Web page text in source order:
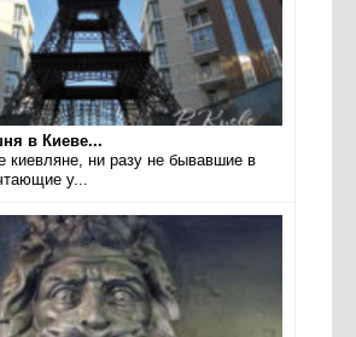
в Киеве...
киевляне, ни разу не бывавшие в
у...